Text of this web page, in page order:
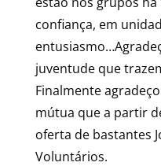
confiança, em
juventude que
Finalmente
mútua que a partir
oferta de bastantes
Voluntários.